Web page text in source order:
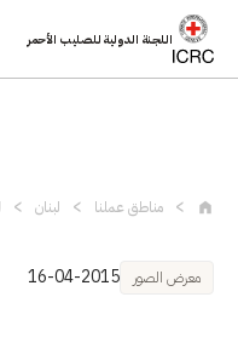
اللجنة الدولية للصليب الأحمر
مناطق عملنا لبنان
معرض الصور 16-04-2015